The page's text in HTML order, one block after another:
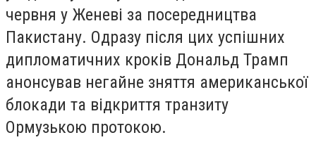
червня у Женеві за посередництва
Пакистану. Одразу після цих успішних
дипломатичних кроків Дональд Трамп
анонсував негайне зняття американської
блокади та відкриття транзиту
Ормузькою протокою.